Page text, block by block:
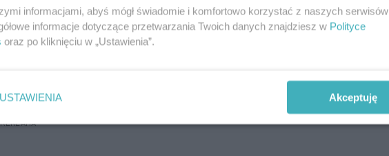
na tryb świateł żółtych migających.
REKLAMA
REKLAMA
informacjami, abyś mógł świadomie i komfortowo korzystać z naszych serwisów
informacje dotyczące przetwarzania Twoich danych znajdziesz w Polityce
oraz po kliknięciu w „Ustawienia”.
USTAWIENIA Akceptuję